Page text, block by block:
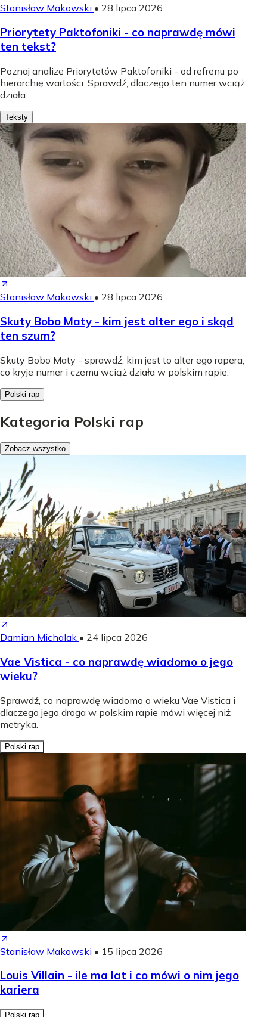
Stanisław Makowski • 28 lipca 2026
Priorytety Paktofoniki - co naprawdę mówi
ten tekst?
Poznaj analizę Priorytetów Paktofoniki - od refrenu po
hierarchię wartości. Sprawdź, dlaczego ten numer wciąż
działa.
Teksty
Stanisław Makowski • 28 lipca 2026
Skuty Bobo Maty - kim jest alter ego i skąd
ten szum?
Skuty Bobo Maty - sprawdź, kim jest to alter ego rapera,
co kryje numer i czemu wciąż działa w polskim rapie.
Polski rap
Kategoria Polski rap
Zobacz wszystko
Damian Michalak • 24 lipca 2026
Vae Vistica - co naprawdę wiadomo o jego
wieku?
Sprawdź, co naprawdę wiadomo o wieku Vae Vistica i
dlaczego jego droga w polskim rapie mówi więcej niż
metryka.
Polski rap
Stanisław Makowski • 15 lipca 2026
Louis Villain - ile ma lat i co mówi o nim jego
kariera
Polski rap